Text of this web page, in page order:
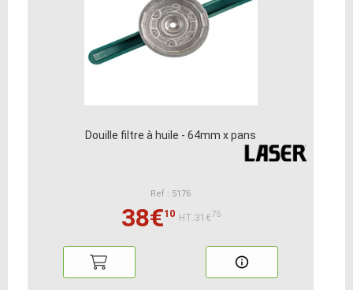
Douille filtre à huile - 64mm x pans
Ref : 5176
38€10 HT:31€75